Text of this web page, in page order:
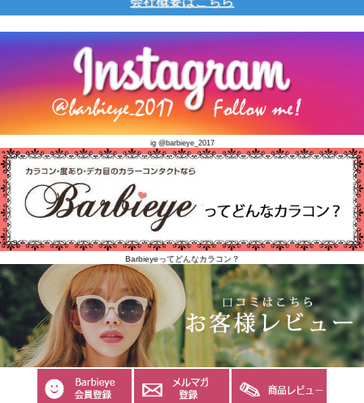
ig @barbieye_2017
Barbieyeってどんなカラコン？